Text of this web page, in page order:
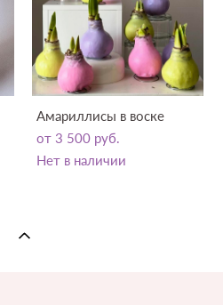
Амариллисы в воске
от 3 500 pуб.
Нет в наличии